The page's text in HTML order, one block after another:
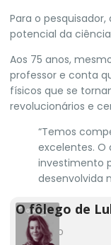
Para o
potencial da
Aos 75 anos,
professor e conta
físicos que se
revolucionários e
“Temos
excelentes. O
investimento
desenvolvida